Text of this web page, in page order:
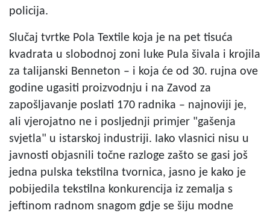
policija.
Slučaj tvrtke Pola Textile koja je na pet tisuća
kvadrata u slobodnoj zoni luke Pula šivala i krojila
za talijanski Benneton – i koja će od 30. rujna ove
godine ugasiti proizvodnju i na Zavod za
zapošljavanje poslati 170 radnika – najnoviji je,
ali vjerojatno ne i posljednji primjer "gašenja
svjetla" u istarskoj industriji. Iako vlasnici nisu u
javnosti objasnili točne razloge zašto se gasi još
jedna pulska tekstilna tvornica, jasno je kako je
pobijedila tekstilna konkurencija iz zemalja s
jeftinom radnom snagom gdje se šiju modne